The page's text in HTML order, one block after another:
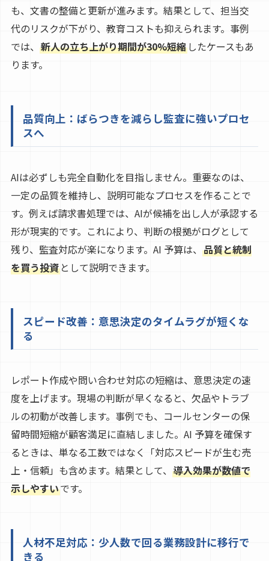
も、文書の整備と更新が進みます。結果として、担当交
代のリスクが下がり、教育コストも抑えられます。事例
では、 新人の立ち上がり期間が30%短縮したケースもあ
ります。
品質向上：ばらつきを減らし監査に強いプロセ
スへ
AIは必ずしも完全自動化を目指しません。重要なのは、
一定の品質を維持し、説明可能なプロセスを作ることで
す。例えば請求書処理では、AIが候補を出し人が承認する
形が現実的です。これにより、判断の根拠がログとして
残り、監査対応が楽になります。AI 予算は、 品質と統制
を買う投資として説明できます。
スピード改善：意思決定のタイムラグが短くな
る
レポート作成や問い合わせ対応の短縮は、意思決定の速
度を上げます。現場の判断が早くなると、欠品やトラブ
ルの初動が改善します。事例でも、コールセンターの保
留時間短縮が顧客満足に直結しました。AI 予算を確保す
るときは、単なる工数ではなく「対応スピードが生む売
上・信頼」も含めます。結果として、 導入効果が数値で
示しやすいです。
人材不足対応：少人数で回る業務設計に移行で
きる